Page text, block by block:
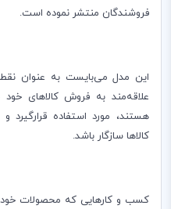
فروشندگان منتشر نموده است.
این مدل می‌بایست به عنوان
علاقه‌­مند به فروش کالاهای
هستند، مورد استفاده قرارگیرد
کالاها سازگار باشد.